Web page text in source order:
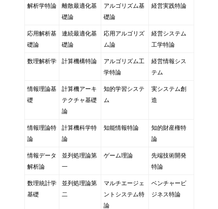
解析学特論
離散最適化基
礎論
アルゴリズム基
礎論
経営実践特論
応用解析基
礎論
連続最適化基
礎論
応用アルゴリズ
ム論
経営システム
工学特論
数理解析学 計算機構特論
アルゴリズム工
学特論
経営情報シス
テム
情報理論基
礎
計算機アーキ
テクチャ基礎
論
知的学習システ
ム
実システム創
造
情報理論特
論
計算機科学特
論
知能情報特論
知的財産権特
論
情報データ
解析論
並列処理論第
一
ゲーム理論
先端技術開発
特論
数理統計学
基礎
並列処理論第
二
マルチエージェ
ントシステム特
論
ベンチャービ
ジネス特論